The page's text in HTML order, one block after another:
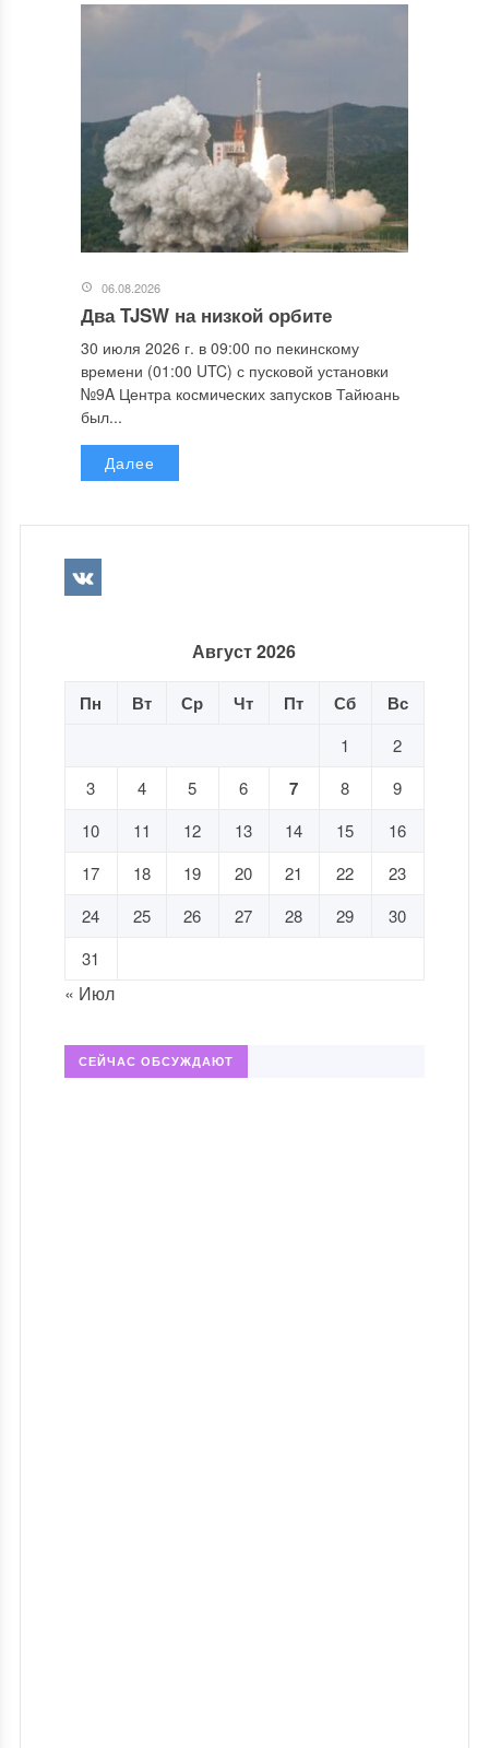
06.08.2026
Два TJSW на низкой орбите
30 июля 2026 г. в 09:00 по пекинскому
времени (01:00 UTC) с пусковой установки
№9A Центра космических запусков Тайюань
был...
Далее
Август 2026
Пн Вт Ср Чт Пт Сб Вс
1
2
3
4 5 6 7 8
9
10
11 12 13 14 15
16
17
18 19 20 21 22
23
24
25 26 27 28 29
30
31
« Июл
СЕЙЧАС ОБСУЖДАЮТ